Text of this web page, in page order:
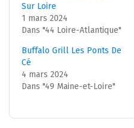
Sur Loire
1 mars 2024
Dans "44 Loire-Atlantique"
Buffalo Grill Les Ponts De
Cé
4 mars 2024
Dans "49 Maine-et-Loire"